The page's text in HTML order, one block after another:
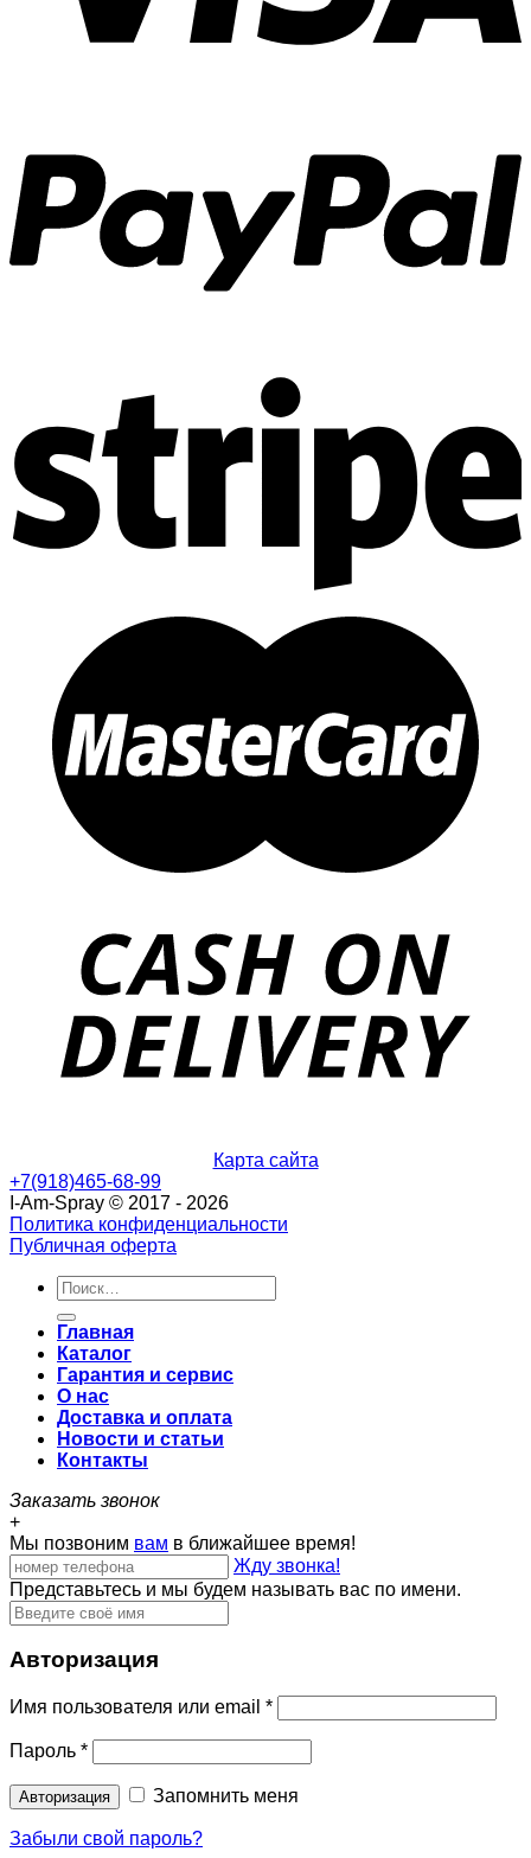
Карта сайта
+7(918)465-68-99
I-Am-Spray © 2017 - 2026
Политика конфиденциальности
Публичная оферта
Главная
Каталог
Гарантия и сервис
О нас
Доставка и оплата
Новости и статьи
Контакты
Заказать звонок
+
Мы позвоним вам в ближайшее время!
Жду звонка!
Представьтесь и мы будем называть вас по имени.
Авторизация
Имя пользователя или email *
Пароль *
Запомнить меня
Забыли свой пароль?